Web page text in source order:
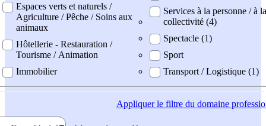
Espaces verts et naturels /
Agriculture / Pêche / Soins aux
animaux
Hôtellerie - Restauration /
Tourisme / Animation
Immobilier
Services à la personne / à la
collectivité (4)
Spectacle (1)
Sport
Transport / Logistique (1)
Appliquerle filtre du domaine